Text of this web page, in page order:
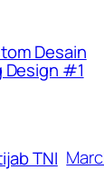
Desain
Design #1
TNI